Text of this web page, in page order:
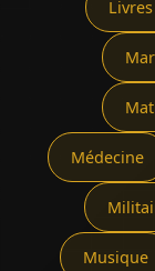
Médecine
Musique